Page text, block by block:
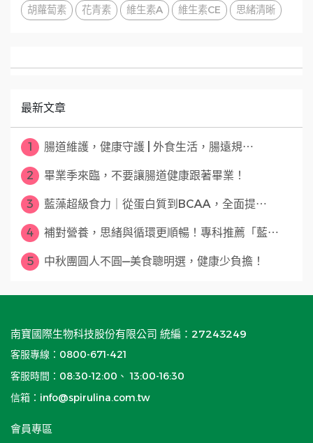
胡蘿蔔素
花青素 維生素A 維生素CE 思緒清晰
最新文章
1 腸道維護，健康守護 | 外食生活，腸遠規⋯
2 畢業季來臨，不要讓腸道健康跟著畢業！
3 藍藻超級食力｜從蛋白質到BCAA，全面提⋯
4 補對營養，思緒與循環更順暢！專科推薦「藍⋯
5 中秋團圓人不圓—美食聰明選，健康少負擔！
南寶國際生物科技股份有限公司 統編：27243249
客服專線：0800-671-421
客服時間：08:30-12:00、 13:00-16:30
信箱：info@spirulina.com.tw
會員專區